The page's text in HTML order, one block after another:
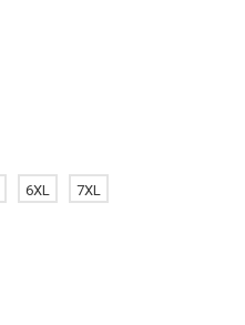
6XL 7XL